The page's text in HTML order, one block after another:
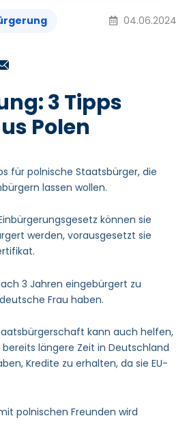
04.06.2024
3 Tipps
Polen
für polnische Staatsbürger, die
lassen wollen.
können sie
werden, vorausgesetzt sie
3 Jahren eingebürgert zu
Frau haben.
kann auch helfen,
längere Zeit in Deutschland
Kredite zu erhalten, da sie EU-
polnischen Freunden wird